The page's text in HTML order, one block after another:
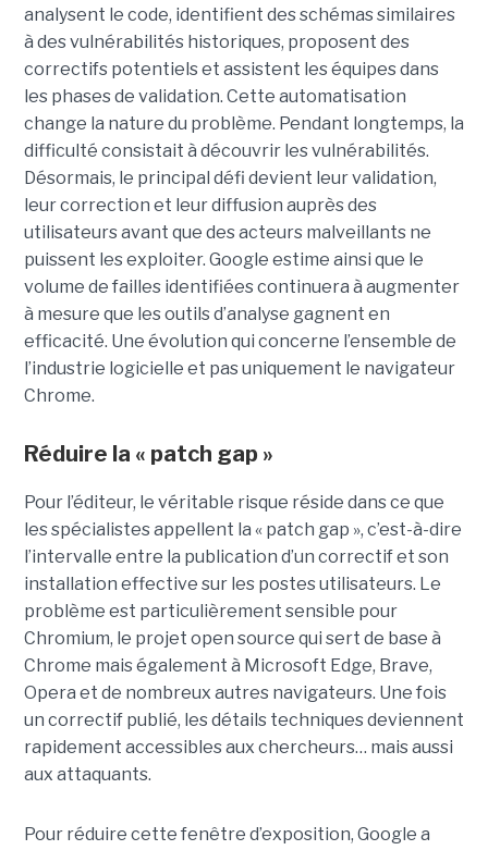
analysent le code, identifient des schémas similaires
à des vulnérabilités historiques, proposent des
correctifs potentiels et assistent les équipes dans
les phases de validation. Cette automatisation
change la nature du problème. Pendant longtemps, la
difficulté consistait à découvrir les vulnérabilités.
Désormais, le principal défi devient leur validation,
leur correction et leur diffusion auprès des
utilisateurs avant que des acteurs malveillants ne
puissent les exploiter. Google estime ainsi que le
volume de failles identifiées continuera à augmenter
à mesure que les outils d’analyse gagnent en
efficacité. Une évolution qui concerne l’ensemble de
l’industrie logicielle et pas uniquement le navigateur
Chrome.
Réduire la « patch gap »
Pour l’éditeur, le véritable risque réside dans ce que
les spécialistes appellent la « patch gap », c’est-à-dire
l’intervalle entre la publication d’un correctif et son
installation effective sur les postes utilisateurs. Le
problème est particulièrement sensible pour
Chromium, le projet open source qui sert de base à
Chrome mais également à Microsoft Edge, Brave,
Opera et de nombreux autres navigateurs. Une fois
un correctif publié, les détails techniques deviennent
rapidement accessibles aux chercheurs… mais aussi
aux attaquants.
Pour réduire cette fenêtre d’exposition, Google a